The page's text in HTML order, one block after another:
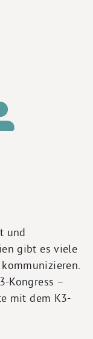
und
gibt es viele
Kongress –
mit dem K3-